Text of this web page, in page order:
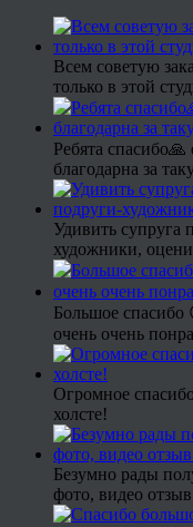
Всем советую
только в этой
Ребята
благодарна за
Удивить супруга
художники,
Большое спасибо
очень очень
Огромное
холсте!
Безумно рады
фото, видео